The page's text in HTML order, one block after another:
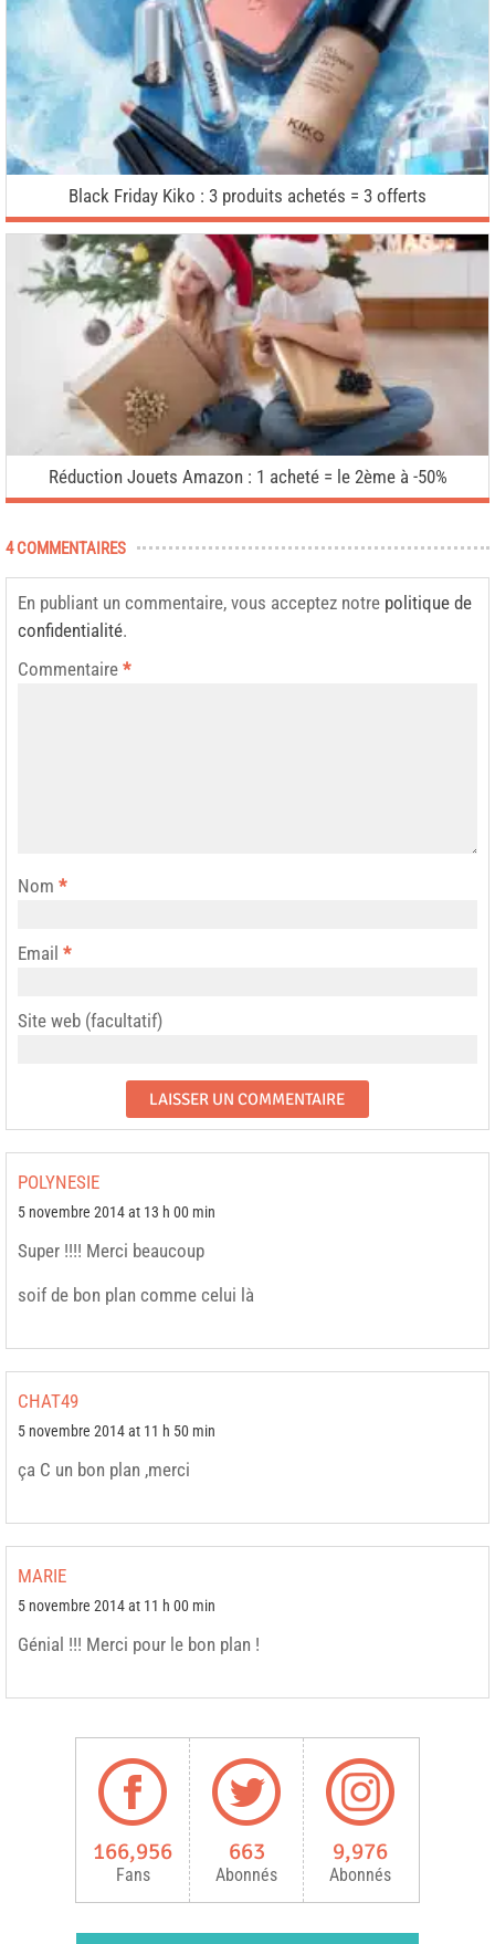
Black Friday Kiko : 3 produits achetés = 3 offerts
Réduction Jouets Amazon : 1 acheté = le 2ème à -50%
4 COMMENTAIRES
En publiant un commentaire, vous acceptez notre politique de
confidentialité.
Commentaire *
Nom *
Email *
Site web (facultatif)
POLYNESIE
5 novembre 2014 at 13 h 00 min
Super !!!! Merci beaucoup
soif de bon plan comme celui là
CHAT49
5 novembre 2014 at 11 h 50 min
ça C un bon plan ,merci
MARIE
5 novembre 2014 at 11 h 00 min
Génial !!! Merci pour le bon plan !
166,956
Fans
663
Abonnés
9,976
Abonnés